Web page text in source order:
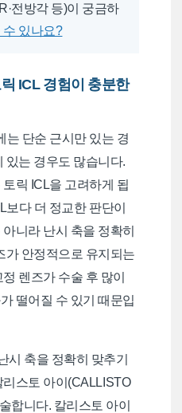
전방각 등)이 궁금하
수 있나요?
ICL 경험이 충분한
는 단순 근시만 있는 경
있는 경우도 많습니다.
릭 ICL을 고려하게 됩
보다 더 정교한 판단이
니라 난시 축을 정확히
가 안정적으로 유지되는
렌즈가 수술 후 많이
떨어질 수 있기 때문입
시 축을 정확히 맞추기
스토 아이(CALLISTO
합니다. 칼리스토 아이